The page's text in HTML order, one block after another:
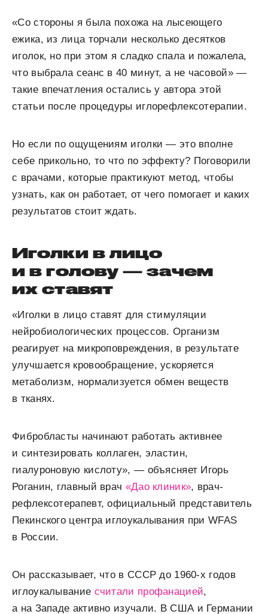
«Со стороны я была похожа на лысеющего
ежика, из лица торчали несколько десятков
иголок, но при этом я сладко спала и пожалела,
что выбрала сеанс в 40 минут, а не часовой» —
такие впечатления остались у автора этой
статьи после процедуры иглорефлексотерапии.
Но если по ощущениям иголки — это вполне
себе прикольно, то что по эффекту? Поговорили
с врачами, которые практикуют метод, чтобы
узнать, как он работает, от чего помогает и каких
результатов стоит ждать.
Иголки в лицо
и в голову — зачем
их ставят
«Иголки в лицо ставят для стимуляции
нейробиологических процессов. Организм
реагирует на микроповреждения, в результате
улучшается кровообращение, ускоряется
метаболизм, нормализуется обмен веществ
в тканях.
Фибробласты начинают работать активнее
и синтезировать коллаген, эластин,
гиалуроновую кислоту», — объясняет Игорь
Роганин, главный врач «Дао клиник», врач-
рефлексотерапевт, официальный представитель
Пекинского центра иглоукалывания при WFAS
в России.
Он рассказывает, что в СССР до 1960-х годов
иглоукалывание считали профанацией,
а на Западе активно изучали. В США и Германии